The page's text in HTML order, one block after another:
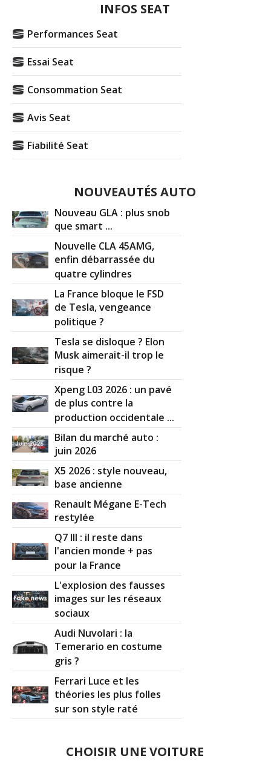
INFOS SEAT
Performances Seat
Essai Seat
Consommation Seat
Avis Seat
Fiabilité Seat
NOUVEAUTÉS AUTO
Nouveau GLA : plus snob
que smart ...
Nouvelle CLA 45AMG,
enfin débarrassée du
quatre cylindres
La France bloque le FSD
de Tesla, vengeance
politique ?
Tesla se disloque ? Elon
Musk aimerait-il trop le
risque ?
Xpeng L03 2026 : un pavé
de plus contre la
production occidentale ...
Bilan du marché auto :
juin 2026
X5 2026 : style nouveau,
base ancienne
Renault Mégane E-Tech
restylée
Q7 III : il reste dans
l'ancien monde + pas
pour la France
L'explosion des fausses
images sur les réseaux
sociaux
Audi Nuvolari : la
Temerario en costume
gris ?
Ferrari Luce et les
théories les plus folles
sur son style raté
CHOISIR UNE VOITURE